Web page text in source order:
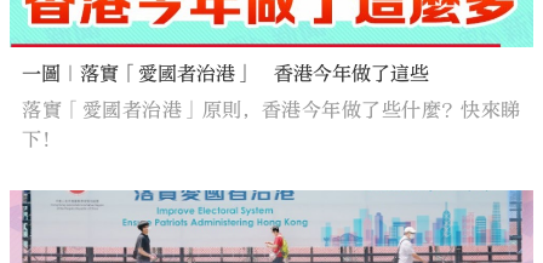
一圖｜落實「愛國者治港」 香港今年做了這些
落實「愛國者治港」原則，香港今年做了些什麼？快來睇
下！